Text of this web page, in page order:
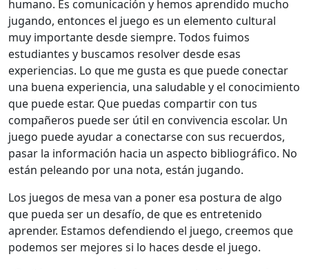
humano. Es comunicación y hemos aprendido mucho
jugando, entonces el juego es un elemento cultural
muy importante desde siempre. Todos fuimos
estudiantes y buscamos resolver desde esas
experiencias. Lo que me gusta es que puede conectar
una buena experiencia, una saludable y el conocimiento
que puede estar. Que puedas compartir con tus
compañeros puede ser útil en convivencia escolar. Un
juego puede ayudar a conectarse con sus recuerdos,
pasar la información hacia un aspecto bibliográfico. No
están peleando por una nota, están jugando.
Los juegos de mesa van a poner esa postura de algo
que pueda ser un desafío, de que es entretenido
aprender. Estamos defendiendo el juego, creemos que
podemos ser mejores si lo haces desde el juego.